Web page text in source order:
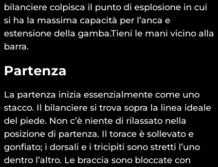
bilanciere colpisca il punto di esplosione in cui
si ha la massima capacità per l’anca e
estensione della gamba.Tieni le mani vicino alla
barra.
Partenza
La partenza inizia essenzialmente come uno
stacco. Il bilanciere si trova sopra la linea ideale
del piede. Non c’è niente di rilassato nella
posizione di partenza. Il torace è sollevato e
gonfiato; i dorsali e i tricipiti sono stretti l’uno
dentro l’altro. Le braccia sono bloccate con